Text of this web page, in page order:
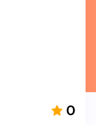
0